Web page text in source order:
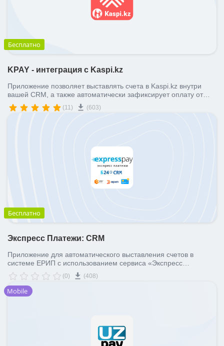
Бесплатно
KPAY - интеграция с Kaspi.kz
Приложение позволяет выставлять счета в Kaspi.kz внутри
вашей CRM, а также автоматически зафиксирует оплату от
клиента.
(11) (603)
Бесплатно
Экспресс Платежи: CRM
Приложение для автоматического выставления счетов в
системе ЕРИП с использованием сервиса «Экспресс
Платежи».
(0) (408)
Mobile